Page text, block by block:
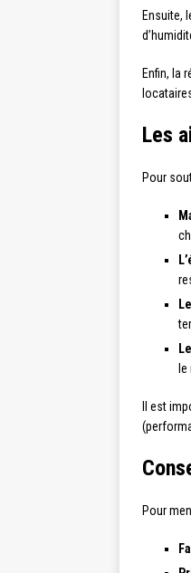
Ensuite,
Enfin, la
Les
Pour
le
Il est
Pour